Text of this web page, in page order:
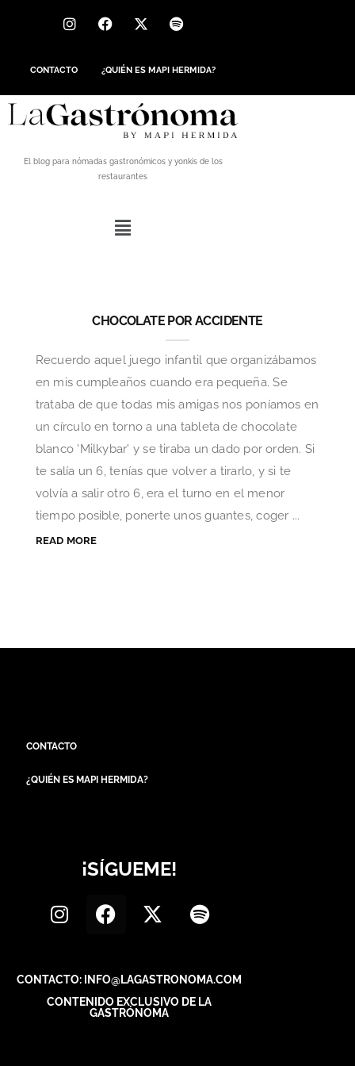
CONTACTO ¿QUIÉN ES MAPI HERMIDA?
El blog para nómadas gastronómicos y yonkis de los
restaurantes
CHOCOLATE POR ACCIDENTE
Recuerdo aquel juego infantil que organizábamos
en mis cumpleaños cuando era pequeña. Se
trataba de que todas mis amigas nos poníamos en
un círculo en torno a una tableta de chocolate
blanco 'Milkybar' y se tiraba un dado por orden. Si
te salía un 6, tenías que volver a tirarlo, y si te
volvía a salir otro 6, era el turno en el menor
tiempo posible, ponerte unos guantes, coger ...
READ MORE
CONTACTO
¿QUIÉN ES MAPI HERMIDA?
¡SÍGUEME!
CONTACTO: INFO@LAGASTRONOMA.COM
CONTENIDO EXCLUSIVO DE LA
GASTRÓNOMA